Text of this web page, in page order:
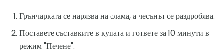
Грънчарката се нарязва на слама, а чесънът се раздробява.
Поставете съставките в купата и гответе за 10 минути в
режим "Печене".